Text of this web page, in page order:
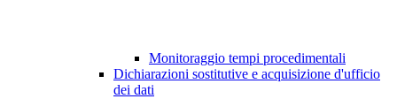
Monitoraggio tempi procedimentali
Dichiarazioni sostitutive e acquisizione d'ufficio
dei dati